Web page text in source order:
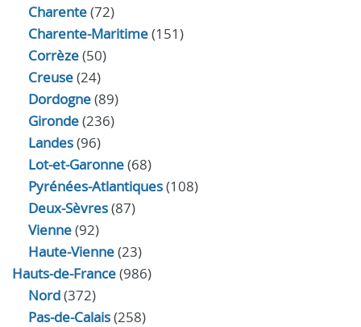
Charente(72)
Charente-Maritime(151)
Corrèze(50)
Creuse(24)
Dordogne(89)
Gironde(236)
Landes(96)
Lot-et-Garonne(68)
Pyrénées-Atlantiques(108)
Deux-Sèvres(87)
Vienne(92)
Haute-Vienne(23)
Hauts-de-France(986)
Nord(372)
Pas-de-Calais(258)